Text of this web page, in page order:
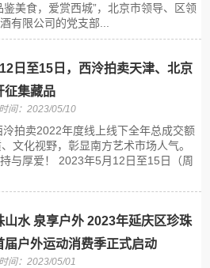
美食，爱赏西城”，北京市领导、区领
有限公司的党支部...
日至15日，西泠拍卖天津、北京
征集藏品
间：2023/05/10
拍卖2022年度线上线下全年总成交额
文化视野，彰显南方艺术市场人气。
与厚爱！ 2023年5月12日至15日（周
山水 泉享户外 2023年延庆区珍珠
届户外运动消费季正式启动
间：2023/05/01